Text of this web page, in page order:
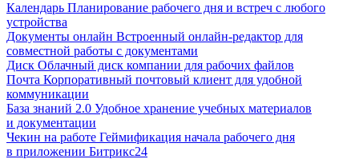
Календарь Планирование рабочего дня и встреч с любого
устройства
Документы онлайн Встроенный онлайн-редактор для
совместной работы с документами
Диск Облачный диск компании для рабочих файлов
Почта Корпоративный почтовый клиент для удобной
коммуникации
База знаний 2.0 Удобное хранение учебных материалов
и документации
Чекин на работе Геймификация начала рабочего дня
в приложении Битрикс24